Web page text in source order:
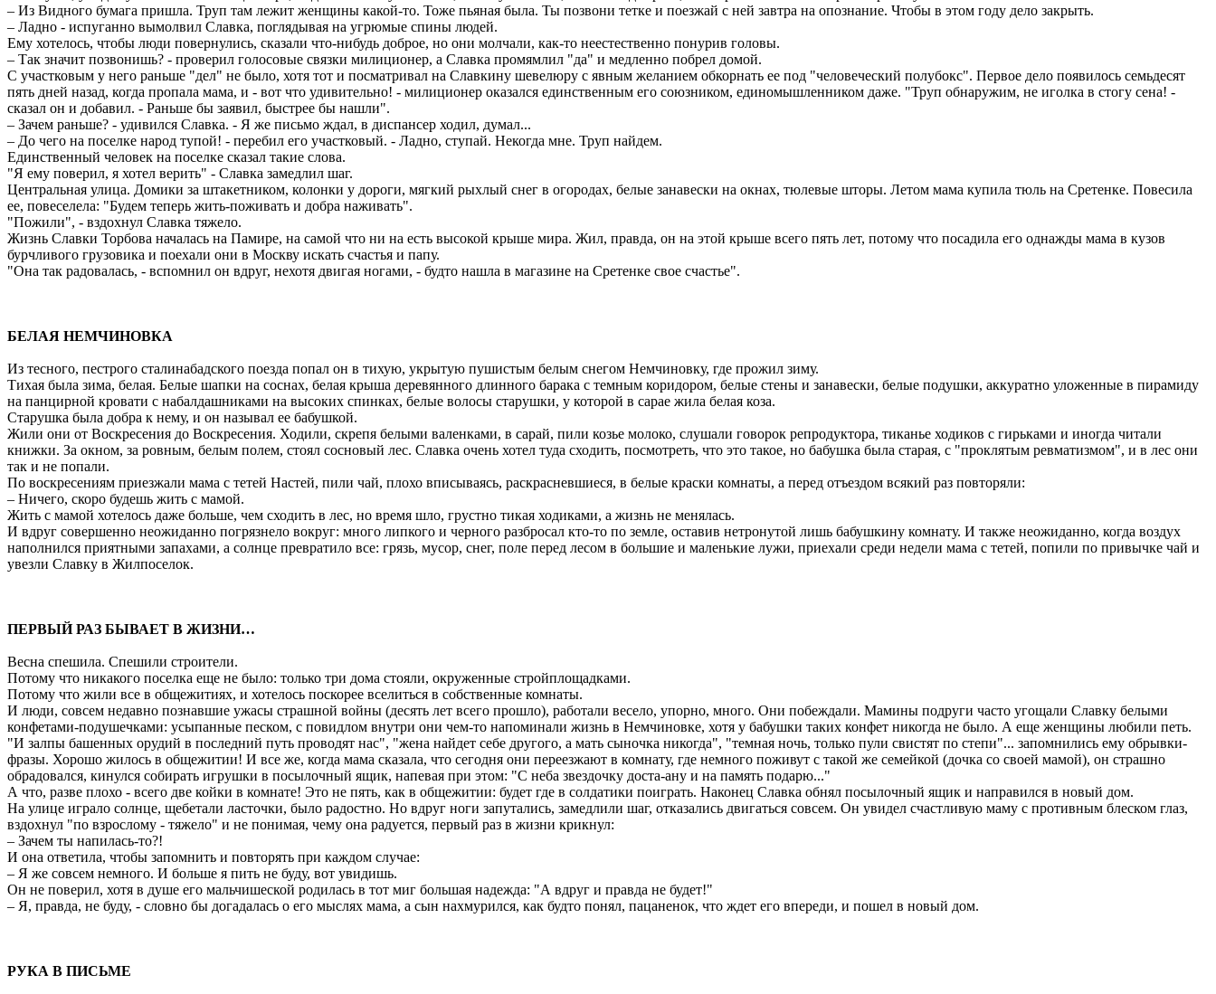
– Из Видного бумага пришла. Труп там лежит женщины какой-то. Тоже пьяная была. Ты позвони тетке и поезжай с ней завтра на опознание. Чтобы в этом году дело закрыть.
– Ладно - испуганно вымолвил Славка, поглядывая на угрюмые спины людей.
Ему хотелось, чтобы люди повернулись, сказали что-нибудь доброе, но они молчали, как-то неестественно понурив головы.
– Так значит позвонишь? - проверил голосовые связки милиционер, а Славка промямлил "да" и медленно побрел домой.
С участковым у него раньше "дел" не было, хотя тот и посматривал на Славкину шевелюру с явным желанием обкорнать ее под "человеческий полубокс". Первое дело появилось семьдесят
пять дней назад, когда пропала мама, и - вот что удивительно! - милиционер оказался единственным его союзником, единомышленником даже. "Труп обнаружим, не иголка в стогу сена! -
сказал он и добавил. - Раньше бы заявил, быстрее бы нашли".
– Зачем раньше? - удивился Славка. - Я же письмо ждал, в диспансер ходил, думал...
– До чего на поселке народ тупой! - перебил его участковый. - Ладно, ступай. Некогда мне. Труп найдем.
Единственный человек на поселке сказал такие слова.
"Я ему поверил, я хотел верить" - Славка замедлил шаг.
Центральная улица. Домики за штакетником, колонки у дороги, мягкий рыхлый снег в огородах, белые занавески на окнах, тюлевые шторы. Летом мама купила тюль на Сретенке. Повесила
ее, повеселела: "Будем теперь жить-поживать и добра наживать".
"Пожили", - вздохнул Славка тяжело.
Жизнь Славки Торбова началась на Памире, на самой что ни на есть высокой крыше мира. Жил, правда, он на этой крыше всего пять лет, потому что посадила его однажды мама в кузов
бурчливого грузовика и поехали они в Москву искать счастья и папу.
"Она так радовалась, - вспомнил он вдруг, нехотя двигая ногами, - будто нашла в магазине на Сретенке свое счастье".
БЕЛАЯ НЕМЧИНОВКА
Из тесного, пестрого сталинабадского поезда попал он в тихую, укрытую пушистым белым снегом Немчиновку, где прожил зиму.
Тихая была зима, белая. Белые шапки на соснах, белая крыша деревянного длинного барака с темным коридором, белые стены и занавески, белые подушки, аккуратно уложенные в пирамиду
на панцирной кровати с набалдашниками на высоких спинках, белые волосы старушки, у которой в сарае жила белая коза.
Старушка была добра к нему, и он называл ее бабушкой.
Жили они от Воскресения до Воскресения. Ходили, скрепя белыми валенками, в сарай, пили козье молоко, слушали говорок репродуктора, тиканье ходиков с гирьками и иногда читали
книжки. За окном, за ровным, белым полем, стоял сосновый лес. Славка очень хотел туда сходить, посмотреть, что это такое, но бабушка была старая, с "проклятым ревматизмом", и в лес они
так и не попали.
По воскресениям приезжали мама с тетей Настей, пили чай, плохо вписываясь, раскрасневшиеся, в белые краски комнаты, а перед отъездом всякий раз повторяли:
– Ничего, скоро будешь жить с мамой.
Жить с мамой хотелось даже больше, чем сходить в лес, но время шло, грустно тикая ходиками, а жизнь не менялась.
И вдруг совершенно неожиданно погрязнело вокруг: много липкого и черного разбросал кто-то по земле, оставив нетронутой лишь бабушкину комнату. И также неожиданно, когда воздух
наполнился приятными запахами, а солнце превратило все: грязь, мусор, снег, поле перед лесом в большие и маленькие лужи, приехали среди недели мама с тетей, попили по привычке чай и
увезли Славку в Жилпоселок.
ПЕРВЫЙ РАЗ БЫВАЕТ В ЖИЗНИ…
Весна спешила. Спешили строители.
Потому что никакого поселка еще не было: только три дома стояли, окруженные стройплощадками.
Потому что жили все в общежитиях, и хотелось поскорее вселиться в собственные комнаты.
И люди, совсем недавно познавшие ужасы страшной войны (десять лет всего прошло), работали весело, упорно, много. Они побеждали. Мамины подруги часто угощали Славку белыми
конфетами-подушечками: усыпанные песком, с повидлом внутри они чем-то напоминали жизнь в Немчиновке, хотя у бабушки таких конфет никогда не было. А еще женщины любили петь.
"И залпы башенных орудий в последний путь проводят нас", "жена найдет себе другого, а мать сыночка никогда", "темная ночь, только пули свистят по степи"... запомнились ему обрывки-
фразы. Хорошо жилось в общежитии! И все же, когда мама сказала, что сегодня они переезжают в комнату, где немного поживут с такой же семейкой (дочка со своей мамой), он страшно
обрадовался, кинулся собирать игрушки в посылочный ящик, напевая при этом: "С неба звездочку доста-ану и на память подарю..."
А что, разве плохо - всего две койки в комнате! Это не пять, как в общежитии: будет где в солдатики поиграть. Наконец Славка обнял посылочный ящик и направился в новый дом.
На улице играло солнце, щебетали ласточки, было радостно. Но вдруг ноги запутались, замедлили шаг, отказались двигаться совсем. Он увидел счастливую маму с противным блеском глаз,
вздохнул "по взрослому - тяжело" и не понимая, чему она радуется, первый раз в жизни крикнул:
– Зачем ты напилась-то?!
И она ответила, чтобы запомнить и повторять при каждом случае:
– Я же совсем немного. И больше я пить не буду, вот увидишь.
Он не поверил, хотя в душе его мальчишеской родилась в тот миг большая надежда: "А вдруг и правда не будет!"
– Я, правда, не буду, - словно бы догадалась о его мыслях мама, а сын нахмурился, как будто понял, пацаненок, что ждет его впереди, и пошел в новый дом.
РУКА В ПИСЬМЕ